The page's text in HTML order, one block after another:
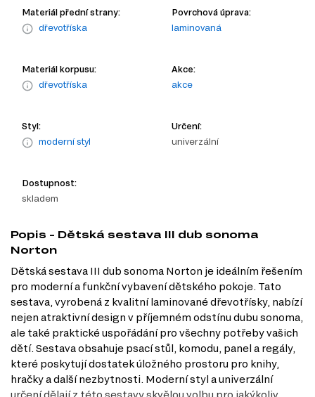
Materiál přední strany:
dřevotříska
Povrchová úprava:
laminovaná
Materiál korpusu:
dřevotříska
Akce:
akce
Styl:
moderní styl
Určení:
univerzální
Dostupnost:
skladem
Popis - Dětská sestava III dub sonoma
Norton
Dětská sestava III dub sonoma Norton je ideálním řešením
pro moderní a funkční vybavení dětského pokoje. Tato
sestava, vyrobená z kvalitní laminované dřevotřísky, nabízí
nejen atraktivní design v příjemném odstínu dubu sonoma,
ale také praktické uspořádání pro všechny potřeby vašich
dětí. Sestava obsahuje psací stůl, komodu, panel a regály,
které poskytují dostatek úložného prostoru pro knihy,
hračky a další nezbytnosti. Moderní styl a univerzální
určení dělají z této sestavy skvělou volbu pro jakýkoliv